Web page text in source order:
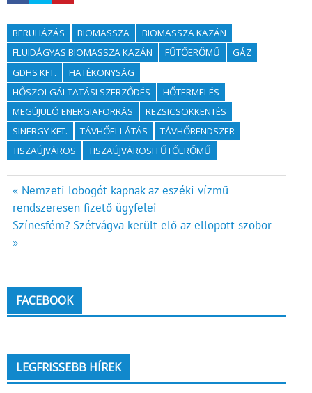
BERUHÁZÁS BIOMASSZA
BIOMASSZA KAZÁN
FLUIDÁGYAS BIOMASSZA KAZÁN
FŰTŐERŐMŰ
GÁZ
GDHS KFT.
HATÉKONYSÁG
HŐSZOLGÁLTATÁSI SZERZŐDÉS
HŐTERMELÉS
MEGÚJULÓ ENERGIAFORRÁS
REZSICSÖKKENTÉS
SINERGY KFT.
TÁVHŐELLÁTÁS
TÁVHŐRENDSZER
TISZAÚJVÁROS
TISZAÚJVÁROSI FŰTŐERŐMŰ
Bejegyzés
navigáció
« Nemzeti lobogót kapnak az eszéki vízmű
rendszeresen fizető ügyfelei
Színesfém? Szétvágva került elő az ellopott szobor
»
FACEBOOK
LEGFRISSEBB HÍREK